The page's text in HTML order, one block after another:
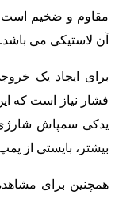
مقاوم و ضخیم است.
آن لاستیکی می باشد.
فشار نیاز است که
یدکی سمپاش شارژی
بیشتر، بایستی از
همچنین برای